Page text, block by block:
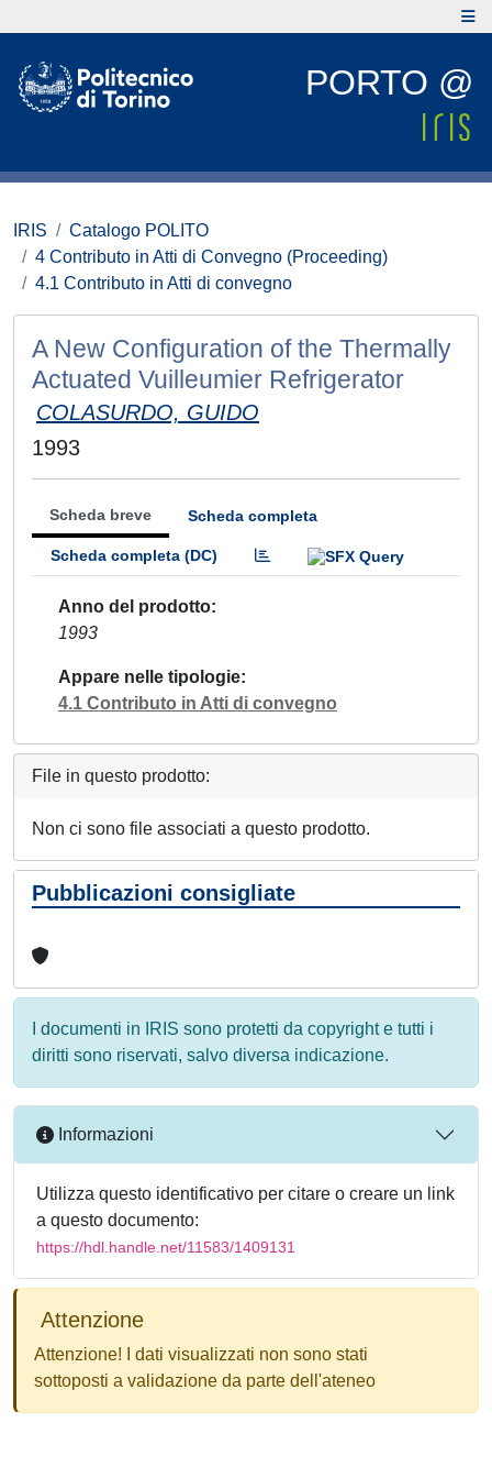
PORTO @
IRIS
Catalogo POLITO
4 Contributo in Atti di Convegno (Proceeding)
4.1 Contributo in Atti di convegno
A New Configuration of the Thermally
Actuated Vuilleumier Refrigerator
COLASURDO, GUIDO
1993
Scheda breve Scheda completa
Scheda completa (DC)
Anno del prodotto
1993
Appare nelle tipologie
4.1 Contributo in Atti di convegno
File in questo prodotto:
Non ci sono file associati a questo prodotto.
Pubblicazioni consigliate
I documenti in IRIS sono protetti da copyright e tutti i
diritti sono riservati, salvo diversa indicazione.
Informazioni
Utilizza questo identificativo per citare o creare un link
a questo documento:
https://hdl.handle.net/11583/1409131
Attenzione
Attenzione! I dati visualizzati non sono stati
sottoposti a validazione da parte dell'ateneo